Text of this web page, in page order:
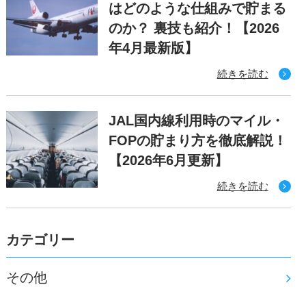
はどのような仕組みで貯まる
のか？ 裏技も紹介！【2026
年4月最新版】
続きを読む
JAL国内線利用時のマイル・
FOPの貯まり方を徹底解説！
【2026年6月更新】
続きを読む
カテゴリー
その他